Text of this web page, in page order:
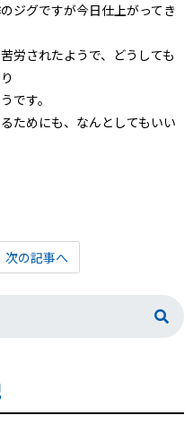
ジグですが今日仕上がってき
労されたようで、どうしても
です。
ためにも、なんとしてもいい
次の記事へ